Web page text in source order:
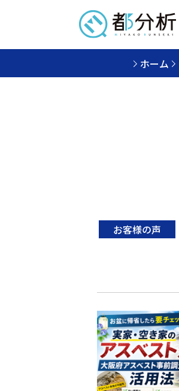
ホーム
お客様の声